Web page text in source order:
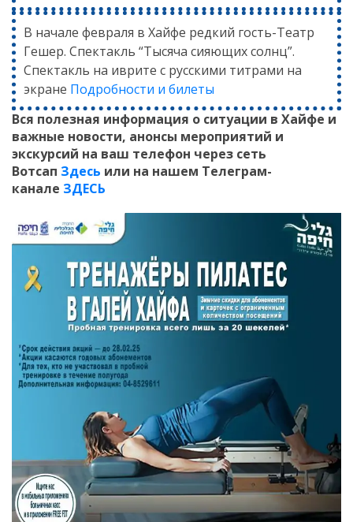
В начале февраля в Хайфе редкий гость-Театр
Гешер. Спектакль “Тысяча сияющих солнц”.
Спектакль на иврите с русскими титрами на
экране Подробности и билеты
Вся полезная информация о ситуации в Хайфе и
важные новости, анонсы мероприятий и
экскурсий на ваш телефон через сеть
Вотсап Здесь или на нашем Телеграм-
канале ЗДЕСЬ